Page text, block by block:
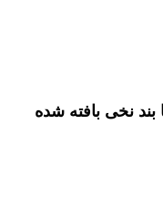
نخی بافته شده